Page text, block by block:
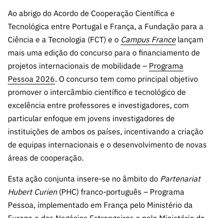
Manifesta
ções de
Interesse
FCCN,
serviços
digitais da
FCT
Canais de
Denúncia
s
Apoios
“Ciência +
“Ciência +
Capacitaç
Ao abrigo do Acordo de Cooperação Científica e
Tecnológica entre Portugal e França, a Fundação para a
Ciência e a Tecnologia (FCT) e o Campus Francelançam
mais uma edição do concurso para o financiamento de
projetos internacionais de mobilidade – Programa
Pessoa 2026. O concurso tem como principal objetivo
promover o intercâmbio científico e tecnológico de
excelência entre professores e investigadores, com
particular enfoque em jovens investigadores de
instituições de ambos os países, incentivando a criação
de equipas internacionais e o desenvolvimento de novas
áreas de cooperação.
Esta ação conjunta insere-se no âmbito do Partenariat
Hubert Curien(PHC) franco-português – Programa
Pessoa, implementado em França pelo Ministério da